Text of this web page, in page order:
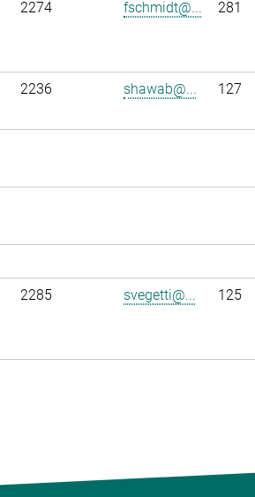
2274 fschmidt@... 281
2236 shawab@... 127
2285 svegetti@... 125